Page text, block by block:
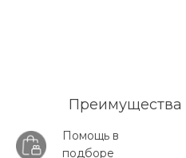
Преимущества
Помощь в
подборе